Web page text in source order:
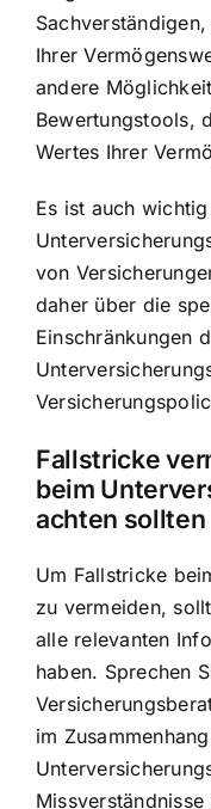
Ihrer
andere
Bewertungstools,
Wertes Ihrer
Es ist auch
von
daher über die
Einschränkungen
Fallstricke
beim
achten sollten
Um Fallstricke
zu vermeiden,
alle relevanten
haben. Sprechen
im